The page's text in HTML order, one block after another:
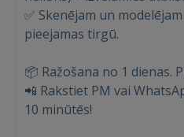
✅ Skenējam un
pieejamas tirgū.
📦 Ražošana no 1 dienas.
📲 Rakstiet PM vai
10 minūtēs!